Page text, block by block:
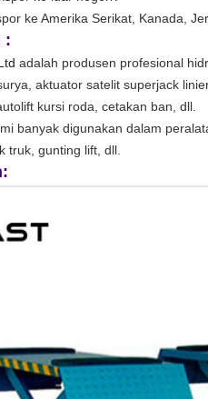
ke Amerika Serikat, Kanada,
:
adalah produsen profesional
aktuator satelit superjack
kursi roda, cetakan ban, dll.
banyak digunakan dalam
truk, gunting lift, dll.